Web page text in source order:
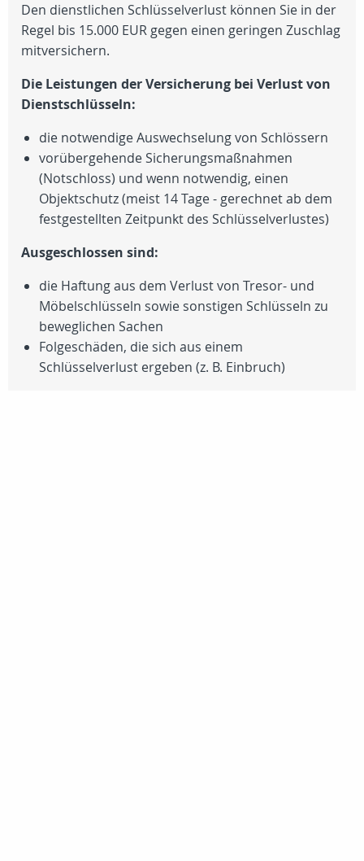
Den dienstlichen Schlüsselverlust können Sie in der
Regel bis 15.000 EUR gegen einen geringen Zuschlag
mitversichern.
Die Leistungen der Versicherung bei Verlust von
Dienstschlüsseln:
die notwendige Auswechselung von Schlössern
vorübergehende Sicherungsmaßnahmen
(Notschloss) und wenn notwendig, einen
Objektschutz (meist 14 Tage - gerechnet ab dem
festgestellten Zeitpunkt des Schlüsselverlustes)
Ausgeschlossen sind:
die Haftung aus dem Verlust von Tresor- und
Möbelschlüsseln sowie sonstigen Schlüsseln zu
beweglichen Sachen
Folgeschäden, die sich aus einem
Schlüsselverlust ergeben (z. B. Einbruch)